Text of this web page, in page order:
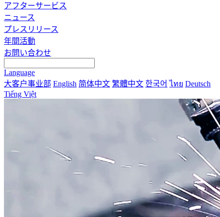
アフターサービス
ニュース
プレスリリース
年間活動
お問い合わせ
Language
大客户事业部 English 简体中文 繁體中文 한국어 ไทย Deutsch
Tiếng Việt